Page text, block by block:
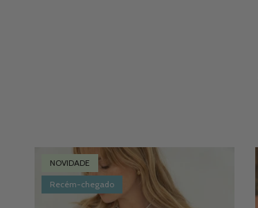
NOVIDADE
Recém-chegado